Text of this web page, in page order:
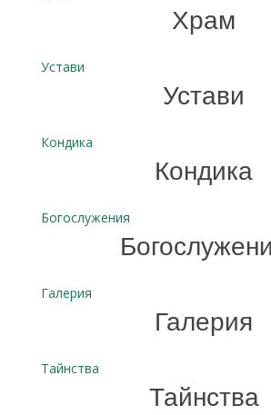
Храм
Устави
Устави
Кондика
Кондика
Богослужения
Галерия
Галерия
Тайнства
Тайнства